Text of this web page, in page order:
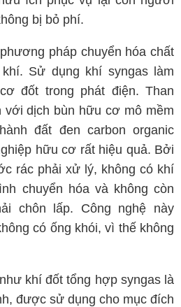
bị bỏ phí.
pháp chuyển hóa chất
Sử dụng khí syngas làm
đốt trong phát điện. Than
với dịch bùn hữu cơ mô mềm
đất đen carbon organic
hữu cơ rất hiệu quả. Bởi
rác phải xử lý, không có khí
chuyển hóa và không còn
chôn lấp. Công nghệ này
có ống khói, vì thế không
khí đốt tổng hợp syngas là
được sử dụng cho mục đích